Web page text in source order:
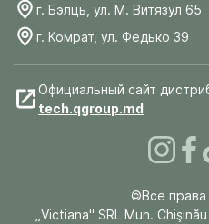
г. Бэлць, ул. М. Витязул 65
г. Комрат, ул. Федько 39
Официальный сайт
tech.qgroup.md
©Все
„Victiana" SRL Mun.